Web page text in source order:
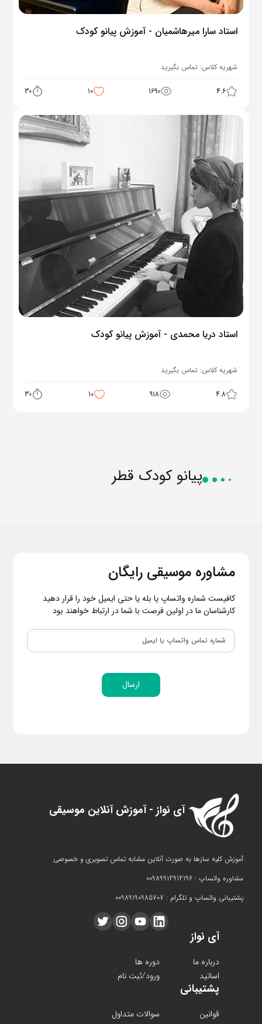
استاد سارا میرهاشمیان - آموزش پیانو کودک
شهریه کلاس: تماس بگیرید
4.6
1690
10
30
استاد دریا محمدی - آموزش پیانو کودک
شهریه کلاس: تماس بگیرید
4.8
918
10
30
پیانو کودک قطر
مشاوره موسیقی رایگان
کافیست شماره واتساپ یا بله یا حتی ایمیل خود را قرار دهید
کارشناسان ما در اولین فرصت با شما در ارتباط خواهند بود
ارسال
آی نواز - آموزش آنلاین موسیقی
آموزش کلیه سازها به صورت آنلاین مشابه تماس تصویری و خصوصی
مشاوره واتساپ : 00989912912196
پشتیبانی واتساپ و تلگرام : 00989190985707
آی نواز
درباره ما
دوره ها
اساتید
ورود/ثبت نام
پشتیبانی
قوانین
سوالات متداول